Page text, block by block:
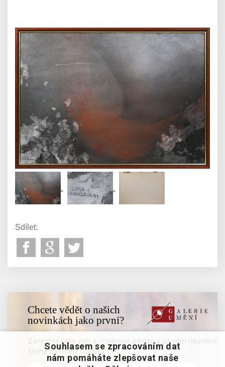
Sdílet:
Chcete vědět o našich
novinkách jako první?
Zanechte nám vaši e-mailovou adresu a už vám neunikne
žádná speciální nabídka
Souhlasem se zpracováním dat
nám pomáháte zlepšovat naše